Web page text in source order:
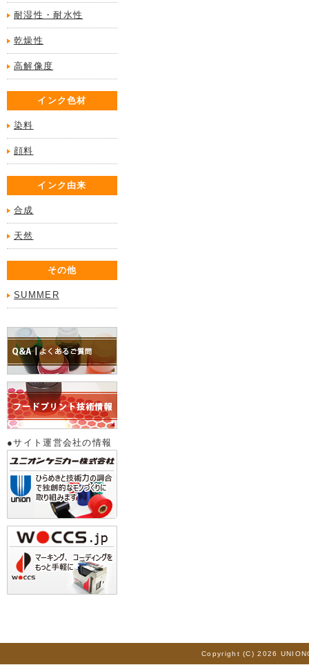
耐湿性・耐水性
乾燥性
高解像度
インク色材
染料
顔料
インク由来
合成
天然
その他
SUMMER
●サイト運営会社の情報
Copyright (C) 2026